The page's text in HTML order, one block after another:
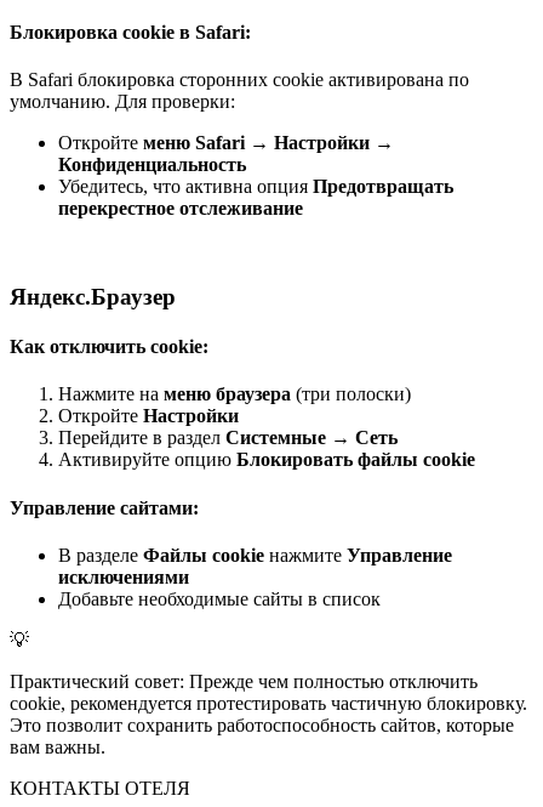
Блокировка cookie в Safari:
В Safari блокировка сторонних cookie активирована по
умолчанию. Для проверки:
Откройте меню Safari → Настройки →
Конфиденциальность
Убедитесь, что активна опция Предотвращать
перекрестное отслеживание
Яндекс.Браузер
Как отключить cookie:
Нажмите на меню браузера (три полоски)
Откройте Настройки
Перейдите в раздел Системные → Сеть
Активируйте опцию Блокировать файлы cookie
Управление сайтами:
В разделе Файлы cookie нажмите Управление
исключениями
Добавьте необходимые сайты в список
💡
Практический совет: Прежде чем полностью отключить
cookie, рекомендуется протестировать частичную блокировку.
Это позволит сохранить работоспособность сайтов, которые
вам важны.
КОНТАКТЫ ОТЕЛЯ